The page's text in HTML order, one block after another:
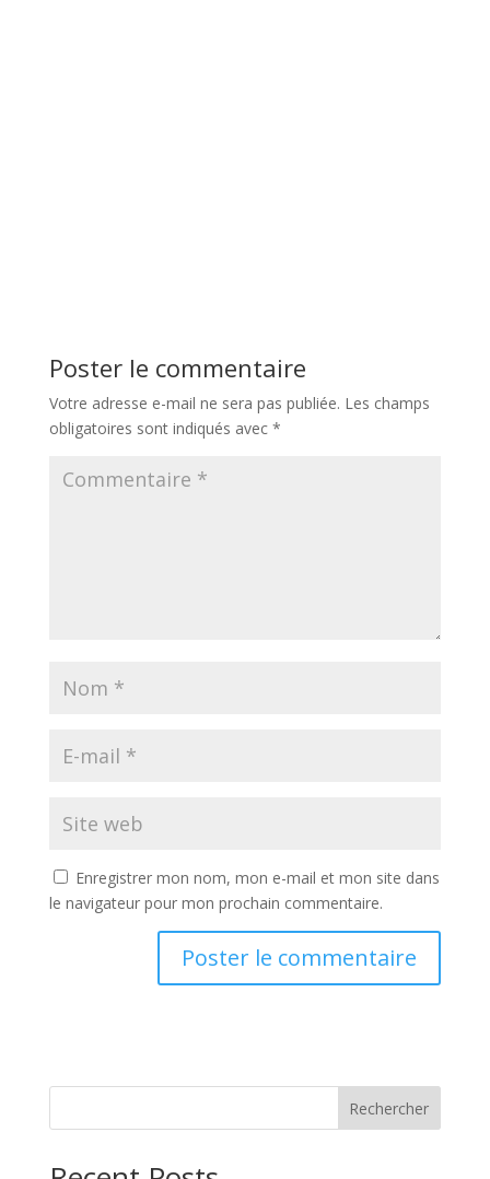
Poster le commentaire
Votre adresse e-mail ne sera pas publiée. Les champs
obligatoires sont indiqués avec *
Enregistrer mon nom, mon e-mail et mon site dans
le navigateur pour mon prochain commentaire.
Rechercher